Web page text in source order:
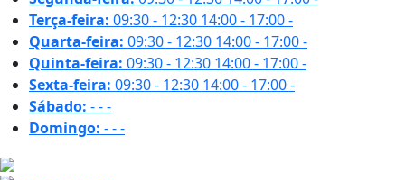
Terça-feira: 09:30 - 12:30 14:00 - 17:00-
Quarta-feira: 09:30 - 12:30 14:00 - 17:00-
Quinta-feira: 09:30 - 12:30 14:00 - 17:00-
Sexta-feira: 09:30 - 12:30 14:00 - 17:00-
Sábado: ---
Domingo: ---